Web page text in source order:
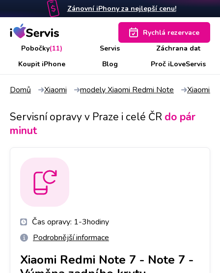
Zánovní iPhony za nejlepší cenu!
Pobočky(11) Servis
Záchrana dat
Koupit iPhone
Blog Proč iLoveServis
Rychlá rezervace
Domů Xiaomi modely Xiaomi Redmi Note Xiaomi
Servisní opravy v Praze i celé ČR do pár
minut
Čas opravy: 1-3hodiny
Podrobnější informace
Xiaomi Redmi Note 7 - Note 7 -